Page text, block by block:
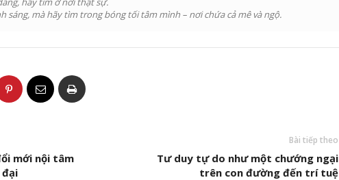
sáng, mà hãy tìm trong bóng tối tâm mình – nơi chứa cả mê và ngộ.
mới nội tâm
Bài tiếp theo
Tư duy tự do như một chướng ngại
trên con đường đến trí tuệ